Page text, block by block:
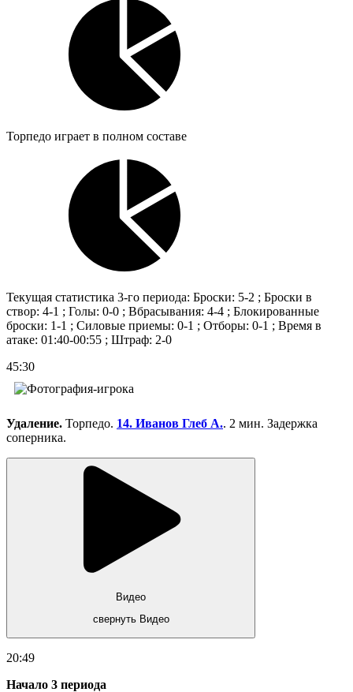
Торпедо играет в полном составе
Текущая статистика 3-го периода: Броски: 5-2 ; Броски в
створ: 4-1 ; Голы: 0-0 ; Вбрасывания: 4-4 ; Блокированные
броски: 1-1 ; Силовые приемы: 0-1 ; Отборы: 0-1 ; Время в
атаке: 01:40-00:55 ; Штраф: 2-0
45:30
Удаление. Торпедо. 14. Иванов Глеб А.. 2 мин. Задержка
соперника.
Видео
свернуть Видео
20:49
Начало 3 периода